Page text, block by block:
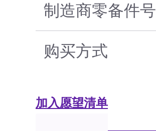
制造商零备件号
购买方式
加入愿望清单